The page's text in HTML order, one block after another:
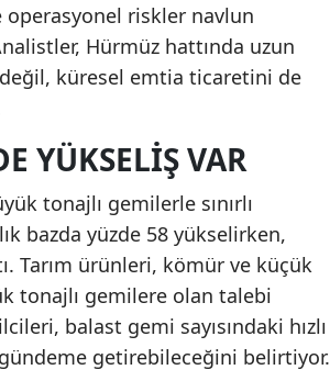
riskler navlun
Hürmüz hattında uzun
değil, küresel emtia ticaretini de
YÜKSELIŞ VAR
tonajlı gemilerle sınırlı
bazda yüzde 58 yükselirken,
Tarım ürünleri, kömür ve küçük
tonajlı gemilere olan talebi
balast gemi sayısındaki hızlı
gündeme getirebileceğini belirtiyor.